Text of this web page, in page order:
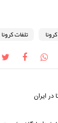
تلفات کرونا
در ایران